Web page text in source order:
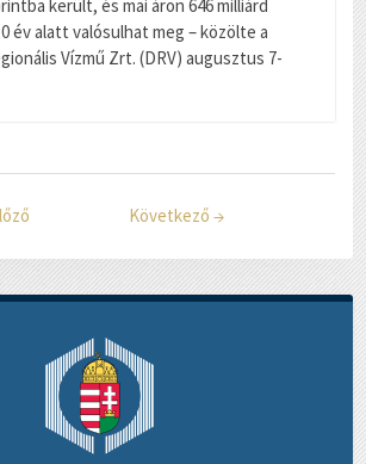
került, és mai áron 646 milliárd
év alatt valósulhat meg – közölte a
Vízmű Zrt. (DRV) augusztus 7-
Következő →